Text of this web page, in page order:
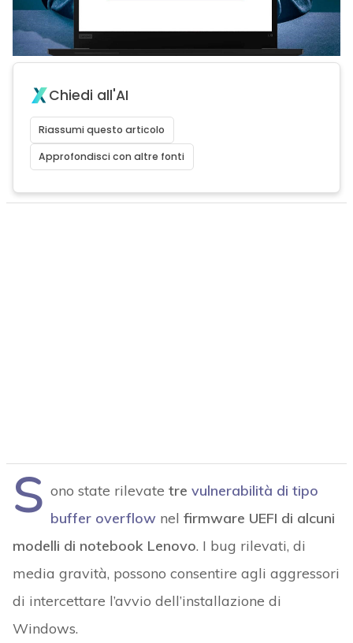
Chiedi all'AI
Riassumi questo articolo
Approfondisci con altre fonti
S ono state rilevate tre vulnerabilità di tipo
buffer overflownel firmware UEFI di alcuni
modelli di notebook Lenovo. I bug rilevati, di
media gravità, possono consentire agli aggressori
di intercettare l’avvio dell’installazione di
Windows.